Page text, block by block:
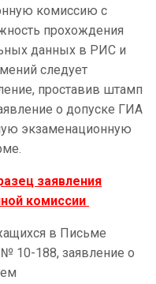
комиссию с
прохождения
данных в РИС и
следует
проставив штамп
о допуске ГИА
экзаменационную
заявления
комиссии
в Письме
№ 10-188, заявление о